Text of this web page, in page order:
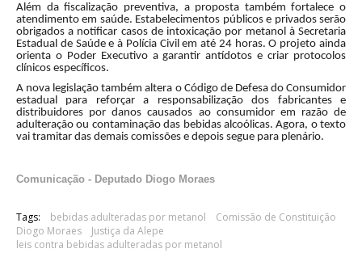
Além da fiscalização preventiva, a proposta também fortalece o
atendimento em saúde. Estabelecimentos públicos e privados serão
obrigados a notificar casos de intoxicação por metanol à Secretaria
Estadual de Saúde e à Polícia Civil em até 24 horas. O projeto ainda
orienta o Poder Executivo a garantir antídotos e criar protocolos
clínicos específicos.
A nova legislação também altera o Código de Defesa do Consumidor
estadual para reforçar a responsabilização dos fabricantes e
distribuidores por danos causados ao consumidor em razão de
adulteração ou contaminação das bebidas alcoólicas. Agora, o texto
vai tramitar das demais comissões e depois segue para plenário.
Comunicação - Deputado Diogo Moraes
Tags: bebidas adulteradas por metanol
Comissão de Constituição
Diogo Moraes
Justiça da Alepe
leis contra bebidas adulteradas por metanol